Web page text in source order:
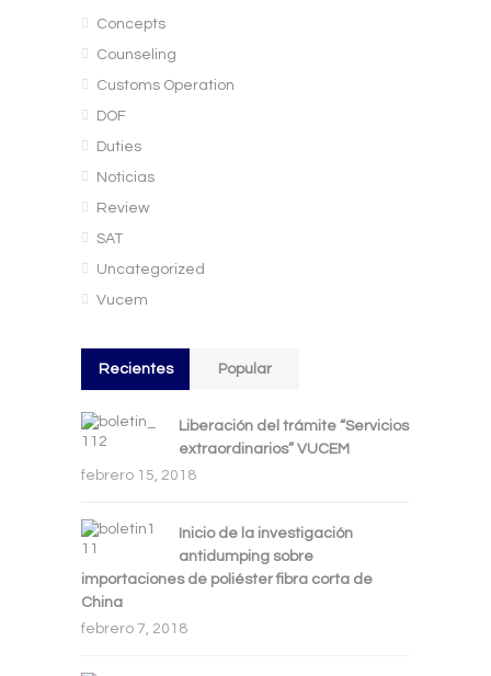
Concepts
Counseling
Customs Operation
DOF
Duties
Noticias
Review
SAT
Uncategorized
Vucem
Recientes Popular
Liberación del trámite “Servicios
extraordinarios” VUCEM
febrero 15, 2018
Inicio de la investigación
antidumping sobre
importaciones de poliéster fibra corta de
China
febrero 7, 2018